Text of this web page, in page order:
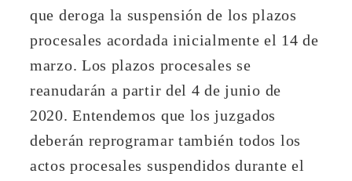
que deroga la suspensión de los plazos
procesales acordada inicialmente el 14 de
marzo. Los plazos procesales se
reanudarán a partir del 4 de junio de
2020. Entendemos que los juzgados
deberán reprogramar también todos los
actos procesales suspendidos durante el